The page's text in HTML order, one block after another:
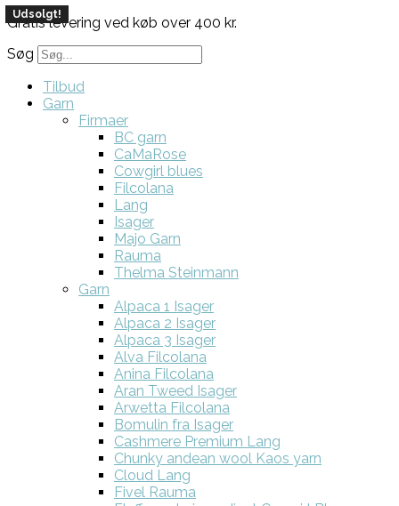
Gratis levering ved køb over 400 kr.
Søg
Tilbud
Garn
Firmaer
BC garn
CaMaRose
Cowgirl blues
Filcolana
Lang
Isager
Majo Garn
Rauma
Thelma Steinmann
Garn
Alpaca 1 Isager
Alpaca 2 Isager
Alpaca 3 Isager
Alva Filcolana
Anina Filcolana
Aran Tweed Isager
Arwetta Filcolana
Bomulin fra Isager
Cashmere Premium Lang
Chunky andean wool Kaos yarn
Cloud Lang
Fivel Rauma
Udsolgt!
Udsolgt!